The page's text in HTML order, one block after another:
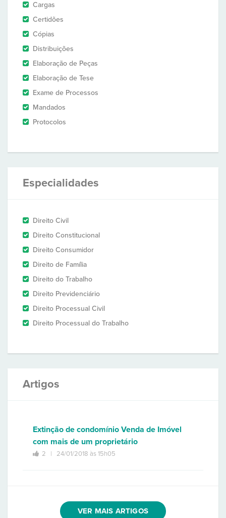
Cargas
Certidões
Cópias
Distribuições
Elaboração de Peças
Elaboração de Tese
Exame de Processos
Mandados
Protocolos
Especialidades
Direito Civil
Direito Constitucional
Direito Consumidor
Direito de Família
Direito do Trabalho
Direito Previdenciário
Direito Processual Civil
Direito Processual do Trabalho
Artigos
Extinção de condomínio Venda de Imóvel
com mais de um proprietário
2 | 24/01/2018 às 15h05
VER MAIS ARTIGOS